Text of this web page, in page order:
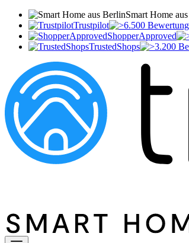
Smart Home
Trustpilot
ShopperApproved
TrustedShops